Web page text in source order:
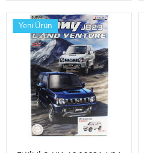
Yeni Ürün